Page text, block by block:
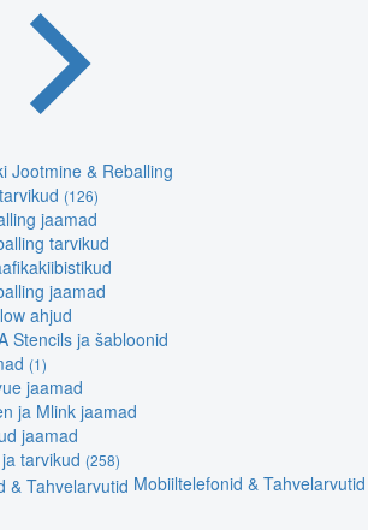
Jootmine & Reballing
(126)
jaamad
tarvikud
jaamad
ahjud
Stencils ja šabloonid
(1)
jaamad
ja Mlink jaamad
jaamad
tarvikud (258)
Mobiiltelefonid & Tahvelarvutid